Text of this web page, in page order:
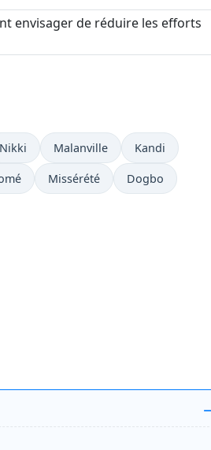
envisager de réduire les efforts
Nikki Malanville Kandi
Missérété Dogbo